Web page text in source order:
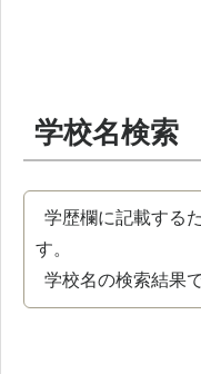
学校名検索
学歴欄に記載する
す。
学校名の検索結果